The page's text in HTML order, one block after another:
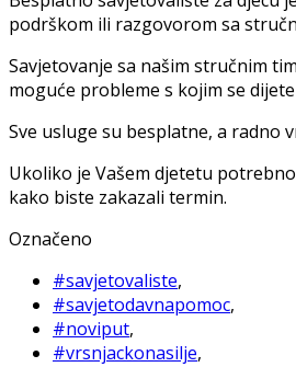
podrškom ili razgovorom sa
Savjetovanje sa našim stručnim
moguće probleme s kojim se
Sve usluge su besplatne, a
Ukoliko je Vašem djetetu
kako biste zakazali termin.
Označeno
#savjetovaliste,
#savjetodavnapomoc,
#noviput,
#vrsnjackonasilje,